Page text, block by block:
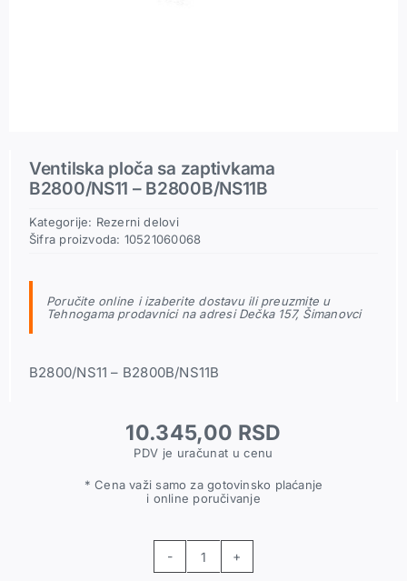
Ventilska ploča sa zaptivkama
B2800/NS11 – B2800B/NS11B
Kategorije: Rezerni delovi
Šifra proizvoda: 10521060068
Poručite online i izaberite dostavu ili preuzmite u
Tehnogama prodavnici na adresi Dečka 157, Šimanovci
B2800/NS11 – B2800B/NS11B
10.345,00 RSD
PDV je uračunat u cenu
* Cena važi samo za gotovinsko plaćanje
i online poručivanje
Ventilska